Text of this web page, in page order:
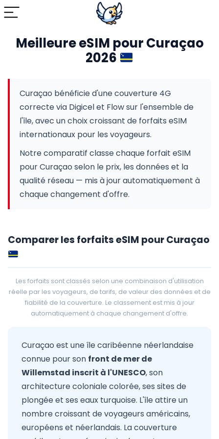
Meilleure eSIM pour Curaçao
2026
Curaçao bénéficie d'une couverture 4G
correcte via Digicel et Flow sur l'ensemble de
l'île, avec un choix croissant de forfaits eSIM
internationaux pour les voyageurs.
Notre comparatif classe chaque forfait eSIM
pour Curaçao selon le prix, les données et la
qualité réseau — mis à jour automatiquement à
chaque changement d'offre.
Comparer les forfaits eSIM pour Curaçao
Les forfaits sont classés selon une combinaison d'utilisation
réelle par les voyageurs, de tarifs, de valeur des données et de
fiabilité de la couverture. Le classement est mis à jour
automatiquement à chaque changement d'offre.
Curaçao est une île caribéenne néerlandaise
connue pour son front de mer de
Willemstad inscrit à l'UNESCO, son
architecture coloniale colorée, ses sites de
plongée et ses eaux turquoise. L'île attire un
nombre croissant de voyageurs américains,
européens et néerlandais. La couverture